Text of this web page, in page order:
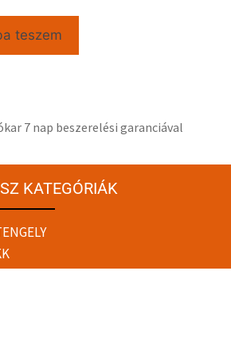
teszem
7 nap beszerelési garanciával
KATEGÓRIÁK